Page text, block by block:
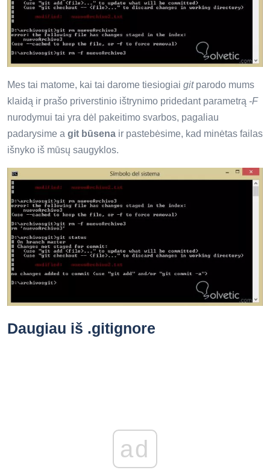
Mes tai matome, kai tai darome tiesiogiai gitparodo mums
klaidą ir prašo priverstinio ištrynimo pridedant parametrą -F
nurodymui tai yra dėl pakeitimo svarbos, pagaliau
padarysime a git būsena ir pastebėsime, kad minėtas failas
išnyko iš mūsų saugyklos.
Daugiau iš .gitignore
ad